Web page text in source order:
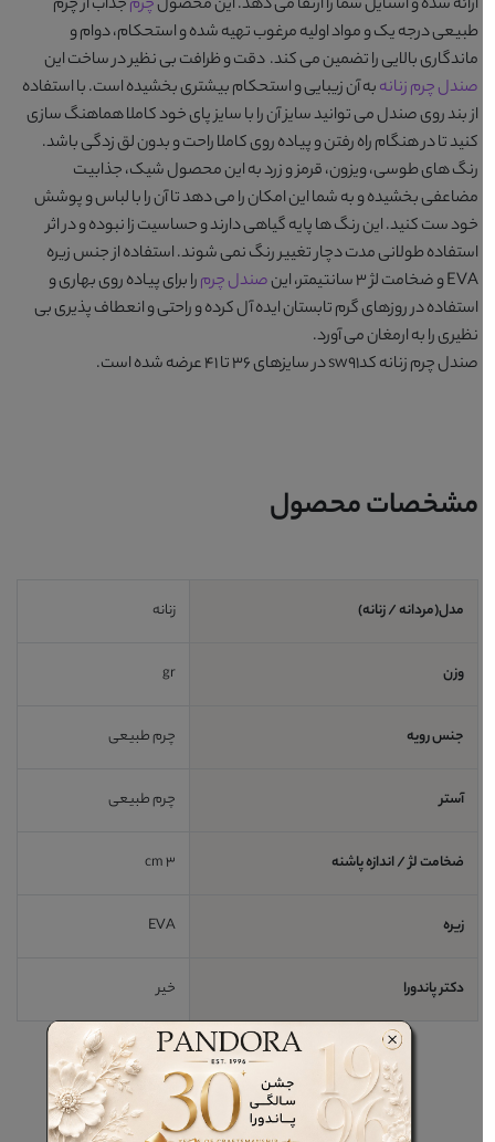
ارائه شده و استایل شما را ارتقا می دهد. این محصولچرمجذاب از چرم
طبیعی درجه یک و مواد اولیه مرغوب تهیه شده و استحکام، دوام و
ماندگاری بالایی را تضمین می کند. دقت و ظرافت بی نظیر در ساخت این
صندل چرم زنانهبه آن زیبایی و استحکام بیشتری بخشیده است. با استفاده
از بند روی صندل می توانید سایز آن را با سایز پای خود کاملا هماهنگ سازی
کنید تا در هنگام راه رفتن و پیاده روی کاملا راحت و بدون لق زدگی باشد.
رنگ هایطوسی، ویزون، قرمز و زردبه این محصول شیک، جذابیت
مضاعفی بخشیده و به شما این امکان را می دهد تا آن را با لباس و پوشش
خود ست کنید. این رنگ ها پایه گیاهی دارند و حساسیت زا نبوده و در اثر
استفاده طولانی مدت دچار تغییر رنگ نمی شوند. استفاده از جنس زیره
EVA و ضخامت لژ 3 سانتیمتر، این
صندل چرمرا برای پیاده روی بهاری و
استفاده در روزهای گرم تابستان ایده آل کرده و راحتی و انعطاف پذیری بی
نظیری را به ارمغان می آورد.
صندل چرم زنانه کدsw91
در سایزهای 36 تا 41 عرضه شده است.
مشخصات محصول
مدل(مردانه / زنانه) زنانه
وزن gr
جنس رویه چرم طبیعی
آستر چرم طبیعی
ضخامت لژ / اندازه پاشنه
زیره EVA
دکتر پاندورا خیر